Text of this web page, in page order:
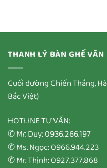
THANH LÝ BÀN GHẾ
Cuối đường Chiến Thắng,
Bắc Việt)
HOTLINE TƯ VẤN:
✆ Mr. Duy: 0936.266.197
✆ Ms. Ngọc: 0966.944.223
✆ Mr. Thịnh: 0927.377.868